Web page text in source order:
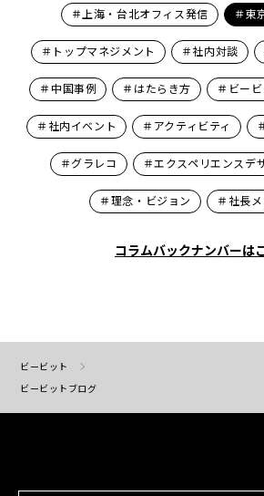
＃上海・台北オフィス発信 ＃東
＃トップマネジメント ＃社内対談
＃中国事例 ＃はたらき方 ＃ビー
＃社内イベント ＃アクティビティ
＃グラレコ ＃エクスペリエンスデ
＃理念・ビジョン ＃社長
コラムバックナンバーは
ビービット
ビービットブログ